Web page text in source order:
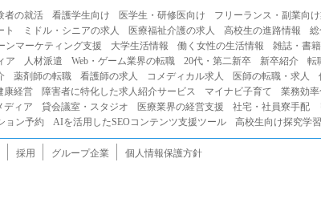
者の就活 看護学生向け 医学生・研修医向け フリーランス・副業向
ト ミドル・シニアの求人 医療福祉介護の求人 高校生の進路情報
総
ンマーケティング支援 大学生活情報 働く女性の生活情報 雑誌・書
ア 人材派遣 Web・ゲーム業界の転職 20代・第二新卒 新卒紹介 転
薬剤師の転職 看護師の求人 コメディカル求人 医師の転職・求人
康経営 障害者に特化した求人紹介サービス マイナビ子育て 業務効率
ディア 貸会議室・スタジオ 医療業界の経営支援 社宅・社員寮手配
ョン予約 AIを活用したSEOコンテンツ支援ツール 高校生向け探究学
採用 グループ企業 個人情報保護方針